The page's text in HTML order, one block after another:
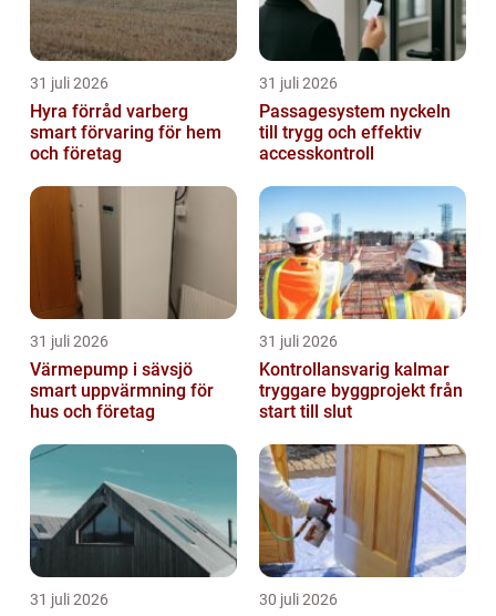
31 juli 2026
Hyra förråd varberg
smart förvaring för hem
och företag
31 juli 2026
Passagesystem nyckeln
till trygg och effektiv
accesskontroll
31 juli 2026
Värmepump i sävsjö
smart uppvärmning för
hus och företag
31 juli 2026
Kontrollansvarig kalmar
tryggare byggprojekt från
start till slut
31 juli 2026 30 juli 2026